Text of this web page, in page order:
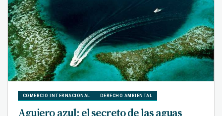
COMERCIO INTERNACIONAL DERECHO AMBIENTAL
Agujero azul: el secreto de las aguas